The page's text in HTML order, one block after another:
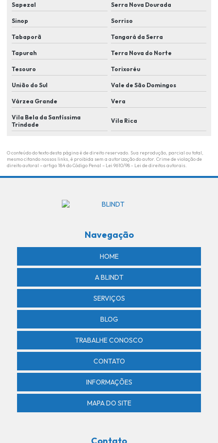
Monitoramento eletrônico
Monitoramento eletrônico de alarme
Monitoramento eletrônico em lucas do rio verde
Monitoramento de eventos
Monitoramento remoto
Portaria remota
Portaria remota empresas
Portaria remota residencial
Revenda de controle de acesso
Revenda de controle de acesso por biometria
Revenda de sensor de presença
Segurança armada
Segurança condominios residenciais
Segurança patrimonial em lucas do rio verde
Segurança privada em lucas do rio verde
Sensor de presença com alarme
Sapezal Serra Nova Dourada
Sinop Sorriso
Tabaporã Tangará da Serra
Tapurah Terra Nova do Norte
Tesouro Torixoréu
União do Sul Vale de São Domingos
Várzea Grande Vera
Vila Bela da Santíssima
Trindade
Vila Rica
O conteúdo do texto desta página é de direito reservado. Sua reprodução, parcial ou total,
mesmo citando nossos links, é proibida sem a autorização do autor. Crime de violação de
direito autoral – artigo 184 do Código Penal – Lei 9610/98 - Lei de direitos autorais
Navegação
HOME
A BLINDT
SERVIÇOS
BLOG
TRABALHE CONOSCO
CONTATO
INFORMAÇÕES
MAPA DO SITE